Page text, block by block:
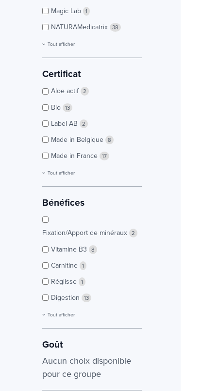
Magic Lab 1
NATURAMedicatrix 38
Tout afficher
Certificat
Aloe actif 2
Bio 13
Label AB 2
Made in Belgique 8
Made in France 17
Tout afficher
Bénéfices
Fixation/Apport de minéraux 2
Vitamine B3 8
Carnitine 1
Réglisse 1
Digestion 13
Tout afficher
Goût
Aucun choix disponible
pour ce groupe